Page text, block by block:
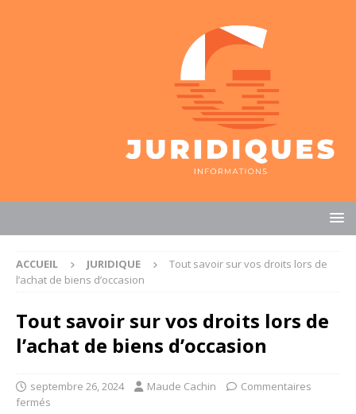
ACCUEIL JURIDIQUE
Tout savoir sur vos droits lors de
l’achat de biens d’occasion
Tout savoir sur vos droits lors de
l’achat de biens d’occasion
septembre 26, 2024 Maude Cachin
Commentaires
fermés